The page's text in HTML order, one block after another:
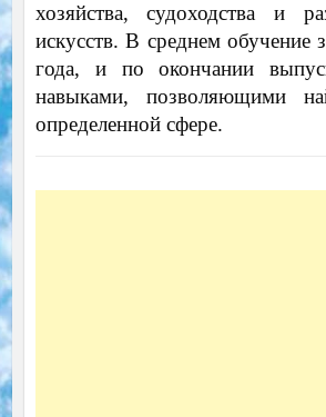
хозяйства, судоходства и
искусств. В среднем
года, и по окончании
навыками, позволяющими
определенной сфере.